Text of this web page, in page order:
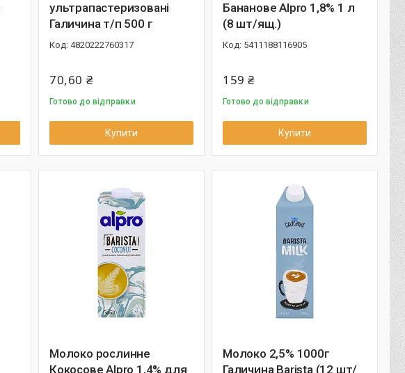
ультрапастеризовані
Галичина т/п 500 г
4820222760317
70,60 ₴
Готово до відправки
Купити
Бананове Alpro 1,8% 1 л
(8 шт/ящ.)
5411188116905
159 ₴
Готово до відправки
Купити
Молоко рослинне
Кокосове Alpro 1,4% для
Молоко 2,5% 1000г
Галичина Barista (12 шт/